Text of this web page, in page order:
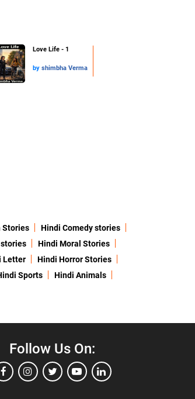
Love Life - 1
by shimbha Verma
Stories
Hindi Comedy stories
Hindi Moral Stories
Letter
Hindi Horror Stories
Sports
Hindi Animals
Follow Us On: